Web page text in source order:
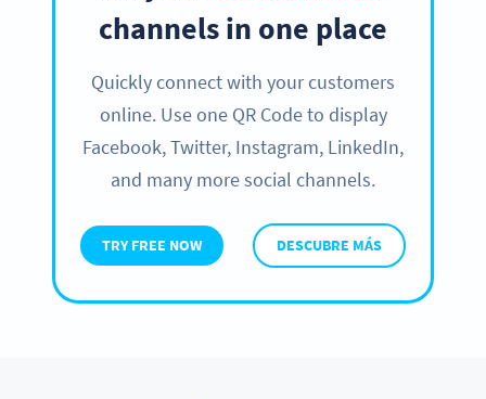
channels in one place
Quickly connect with your customers
online. Use one QR Code to display
Facebook, Twitter, Instagram, LinkedIn,
and many more social channels.
TRY FREE NOW DESCUBRE MÁS